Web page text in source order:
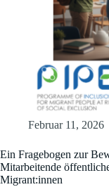
Februar 11, 2026
Ein Fragebogen zur
Mitarbeitende
Migrant:innen